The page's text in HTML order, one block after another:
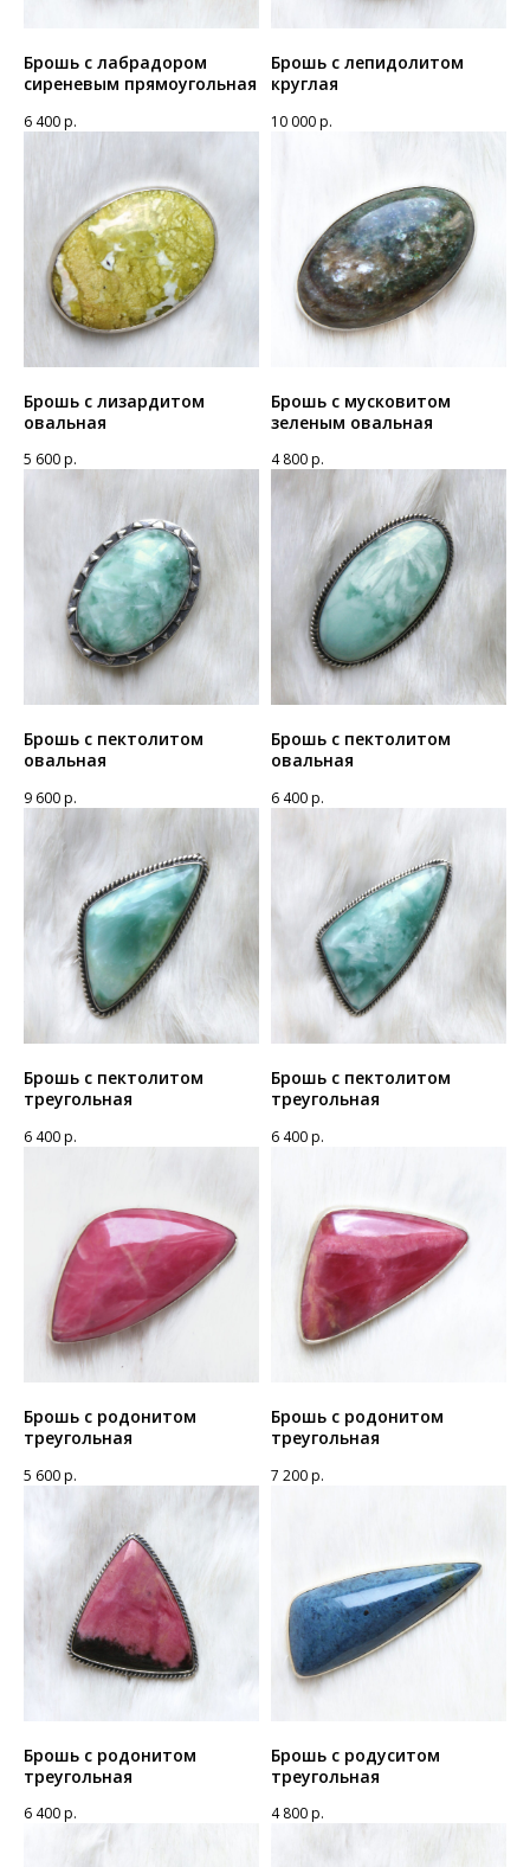
Брошь с лабрадором
сиреневым прямоугольная
6 400р.
Брошь с лепидолитом
круглая
10 000р.
Брошь с лизардитом
овальная
5 600р.
Брошь с мусковитом
зеленым овальная
4 800р.
Брошь с пектолитом
овальная
9 600р.
Брошь с пектолитом
овальная
6 400р.
Брошь с пектолитом
треугольная
6 400р.
Брошь с пектолитом
треугольная
6 400р.
Брошь с родонитом
треугольная
5 600р.
Брошь с родонитом
треугольная
7 200р.
Брошь с родонитом
треугольная
6 400р.
Брошь с родуситом
треугольная
4 800р.